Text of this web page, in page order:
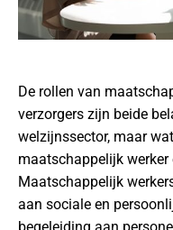
De rollen van
verzorgers zijn beide
welzijnssector, maar
maatschappelijk werker
Maatschappelijk
aan sociale en